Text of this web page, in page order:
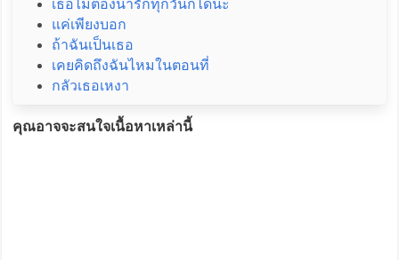
เธอไม่ต้องน่ารักทุกวันก็ได้นะ
แค่เพียงบอก
ถ้าฉันเป็นเธอ
เคยคิดถึงฉันไหมในตอนที่
กลัวเธอเหงา
คุณอาจจะสนใจเนื้อหาเหล่านี้